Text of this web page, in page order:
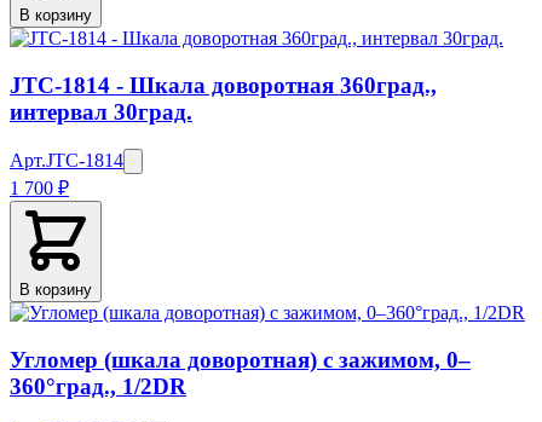
В корзину
JTC-1814 - Шкала доворотная 360град.,
интервал 30град.
Арт.JTC-1814
1 700 ₽
В корзину
Угломер (шкала доворотная) с зажимом, 0–
360°град., 1/2DR